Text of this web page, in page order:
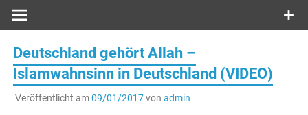
Deutschland gehört Allah –
Islamwahnsinn in Deutschland (VIDEO)
Veröffentlicht am09/01/2017von admin